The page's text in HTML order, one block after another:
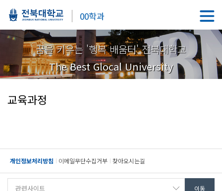
00학과
꿈을 키우는 '행복 배움터' 전북대학교
The Best Glocal University
교육과정
개인정보처리방침 이메일무단수집거부 찾아오시는길